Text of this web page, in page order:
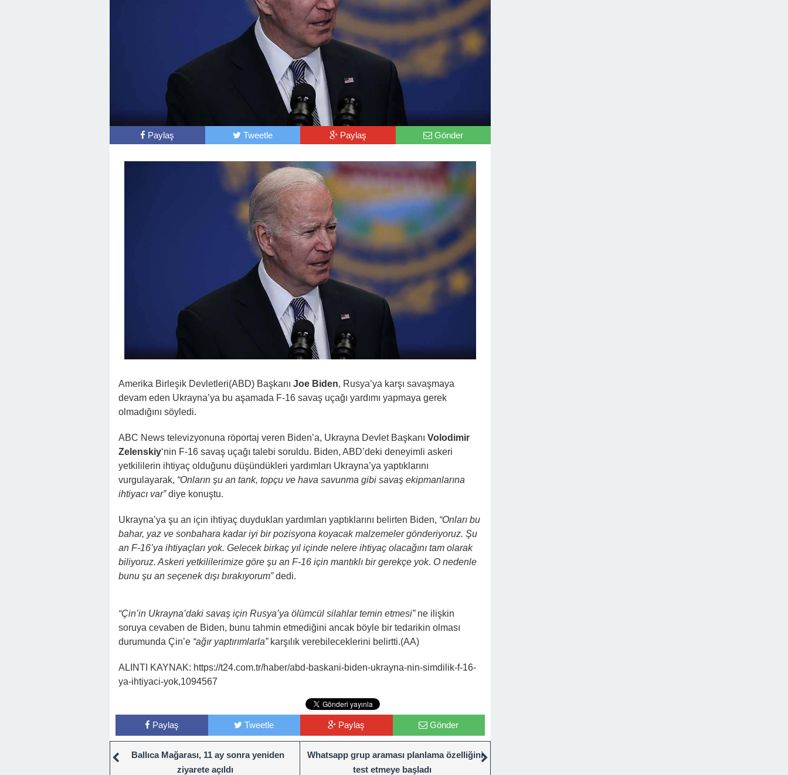
Paylaş Tweetle Paylaş Gönder
Amerika Birleşik Devletleri(ABD) Başkanı Joe Biden, Rusya’ya karşı savaşmaya
devam eden Ukrayna’ya bu aşamada F-16 savaş uçağı yardımı yapmaya gerek
olmadığını söyledi.
ABC News televizyonuna röportaj veren Biden’a, Ukrayna Devlet Başkanı Volodimir
Zelenskiy‘nin F-16 savaş uçağı talebi soruldu. Biden, ABD’deki deneyimli askeri
yetkililerin ihtiyaç olduğunu düşündükleri yardımları Ukrayna’ya yaptıklarını
vurgulayarak, “Onların şu an tank, topçu ve hava savunma gibi savaş ekipmanlarına
ihtiyacı var”diye konuştu.
Ukrayna’ya şu an için ihtiyaç duydukları yardımları yaptıklarını belirten Biden, “Onları bu
bahar, yaz ve sonbahara kadar iyi bir pozisyona koyacak malzemeler gönderiyoruz. Şu
an F-16’ya ihtiyaçları yok. Gelecek birkaç yıl içinde nelere ihtiyaç olacağını tam olarak
biliyoruz. Askeri yetkililerimize göre şu an F-16 için mantıklı bir gerekçe yok. O nedenle
bunu şu an seçenek dışı bırakıyorum”dedi.
“Çin’in Ukrayna’daki savaş için Rusya’ya ölümcül silahlar temin etmesi” ne ilişkin
soruya cevaben de Biden, bunu tahmin etmediğini ancak böyle bir tedarikin olması
durumunda Çin’e “ağır yaptırımlarla”karşılık verebileceklerini belirtti.(AA)
ALINTI KAYNAK: https://t24.com.tr/haber/abd-baskani-biden-ukrayna-nin-simdilik-f-16-
ya-ihtiyaci-yok,1094567
Paylaş Tweetle Paylaş Gönder
Ballıca Mağarası, 11 ay sonra yeniden
ziyarete açıldı
Whatsapp grup araması planlama özelliğini
test etmeye başladı